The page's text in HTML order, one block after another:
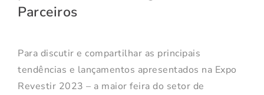
Parceiros
Para discutir e compartilhar as principais
tendências e lançamentos apresentados na Expo
Revestir 2023 – a maior feira do setor de